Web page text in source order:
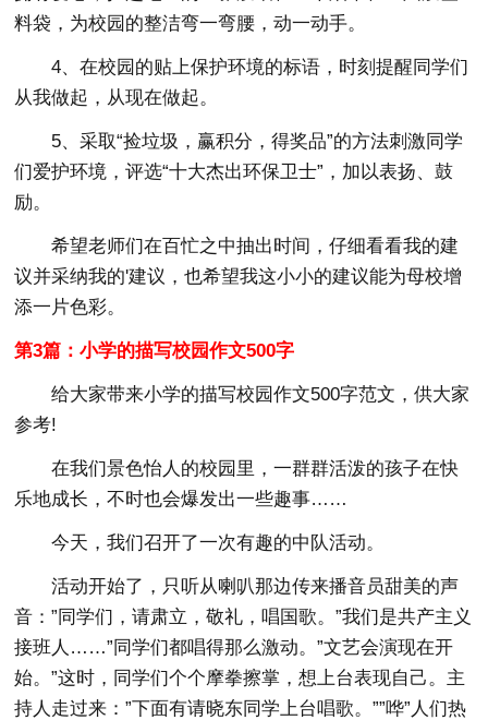
料袋，为校园的整洁弯一弯腰，动一动手。
4、在校园的贴上保护环境的标语，时刻提醒同学们
从我做起，从现在做起。
5、采取“捡垃圾，赢积分，得奖品”的方法刺激同学
们爱护环境，评选“十大杰出环保卫士”，加以表扬、鼓
励。
希望老师们在百忙之中抽出时间，仔细看看我的建
议并采纳我的'建议，也希望我这小小的建议能为母校增
添一片色彩。
第3篇：小学的描写校园作文500字
给大家带来小学的描写校园作文500字范文，供大家
参考!
在我们景色怡人的校园里，一群群活泼的孩子在快
乐地成长，不时也会爆发出一些趣事……
今天，我们召开了一次有趣的中队活动。
活动开始了，只听从喇叭那边传来播音员甜美的声
音：”同学们，请肃立，敬礼，唱国歌。”我们是共产主义
接班人……”同学们都唱得那么激动。”文艺会演现在开
始。”这时，同学们个个摩拳擦掌，想上台表现自己。主
持人走过来：”下面有请晓东同学上台唱歌。””哗”人们热